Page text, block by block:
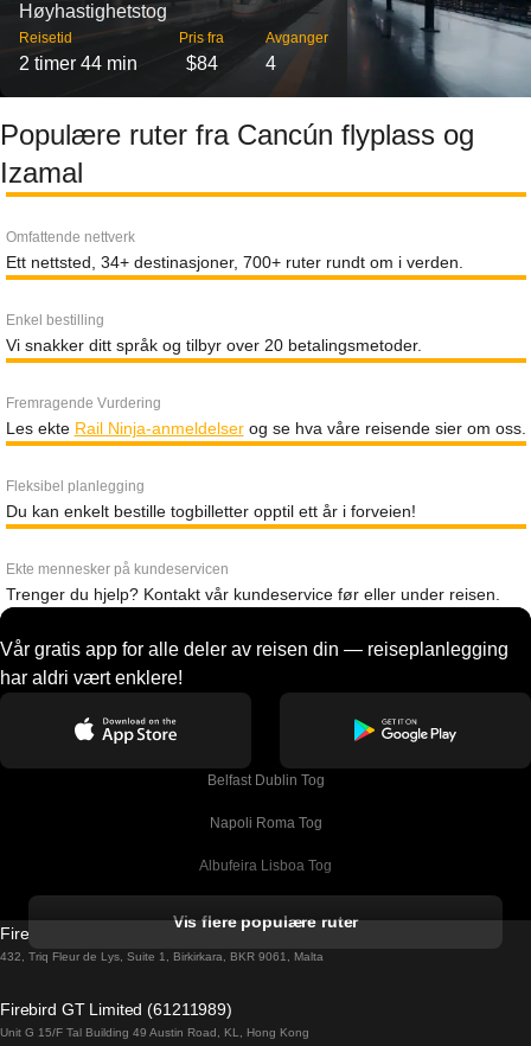
Høyhastighetstog
Reisetid
2 timer 44 min
Pris fra
$84
Avganger
4
Populære ruter fra Cancún flyplass og
Izamal
Omfattende nettverk
Ett nettsted, 34+ destinasjoner, 700+ ruter rundt om i verden.
Enkel bestilling
Vi snakker ditt språk og tilbyr over 20 betalingsmetoder.
Fremragende Vurdering
Les ekte Rail Ninja-anmeldelserog se hva våre reisende sier om oss.
Fleksibel planlegging
Du kan enkelt bestille togbilletter opptil ett år i forveien!
Ekte mennesker på kundeservicen
Trenger du hjelp? Kontakt vår kundeservice før eller under reisen.
Vår gratis app for alle deler av reisen din — reiseplanlegging
har aldri vært enklere!
Belfast Dublin Tog
Napoli Roma Tog
Albufeira Lisboa Tog
Barcelona Madrid Tog
Barcelona Sevilla Tog
Vis flere populære ruter
Firebird GT Limited (OC 1451)
432, Triq Fleur de Lys, Suite 1, Birkirkara, BKR 9061, Malta
Firebird GT Limited (61211989)
Unit G 15/F Tal Building 49 Austin Road, KL, Hong Kong